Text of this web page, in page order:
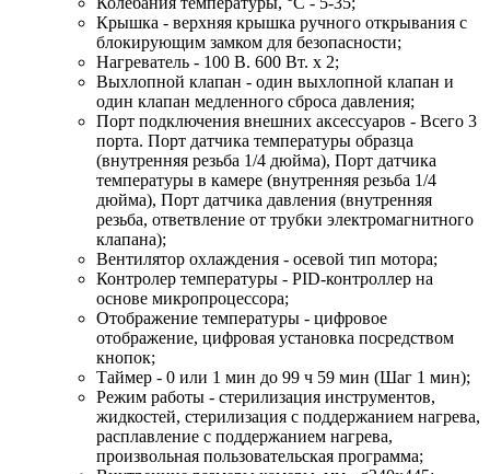
Крышка - верхняя крышка ручного открывания с
блокирующим замком для безопасности;
Нагреватель - 100 В. 600 Вт. х 2;
Выхлопной клапан - один выхлопной клапан и
один клапан медленного сброса давления;
Порт подключения внешних аксессуаров - Всего 3
порта. Порт датчика температуры образца
(внутренняя резьба 1/4 дюйма), Порт датчика
температуры в камере (внутренняя резьба 1/4
дюйма), Порт датчика давления (внутренняя
резьба, ответвление от трубки электромагнитного
клапана);
Вентилятор охлаждения - осевой тип мотора;
Контролер температуры - PID-контроллер на
основе микропроцессора;
Отображение температуры - цифровое
отображение, цифровая установка посредством
кнопок;
Таймер - 0 или 1 мин до 99 ч 59 мин (Шаг 1 мин);
Режим работы - стерилизация инструментов,
жидкостей, стерилизация с поддержанием нагрева,
расплавление с поддержанием нагрева,
произвольная пользовательская программа;